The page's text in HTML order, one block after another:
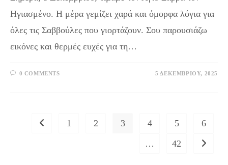
Ηγιασμένο. Η μέρα γεμίζει χαρά και όμορφα λόγια για
όλες τις Σαββούλες που γιορτάζουν. Σου παρουσιάζω
εικόνες και θερμές ευχές για τη…
0 COMMENTS 5 ΔΕΚΕΜΒΡΊΟΥ, 2025
Go to the previous page
1 2 3 4 5
6
…
42 Go to